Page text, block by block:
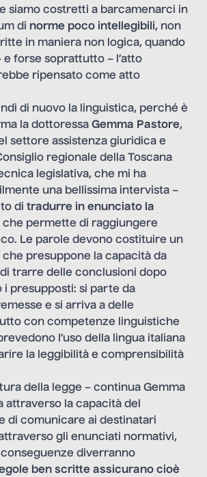
siamo costretti a barcamenarci in
di norme poco intellegibili, non
in maniera non logica, quando
e forse soprattutto – l’atto
ripensato come atto
di nuovo la linguistica, perché è
la dottoressa Gemma Pastore,
settore assistenza giuridica e
regionale della Toscana
legislativa, che mi ha
una bellissima intervista –
di tradurre in enunciato la
che permette di raggiungere
Le parole devono costituire un
presuppone la capacità da
trarre delle conclusioni dopo
i presupposti: si parte da
e si arriva a delle
con competenze linguistiche
l’uso della lingua italiana
la leggibilità e comprensibilità
della legge – continua Gemma
attraverso la capacità del
di comunicare ai destinatari
gli enunciati normativi,
conseguenze diverranno
ben scritte assicurano cioè